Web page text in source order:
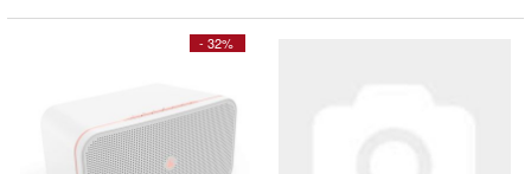
- 32%